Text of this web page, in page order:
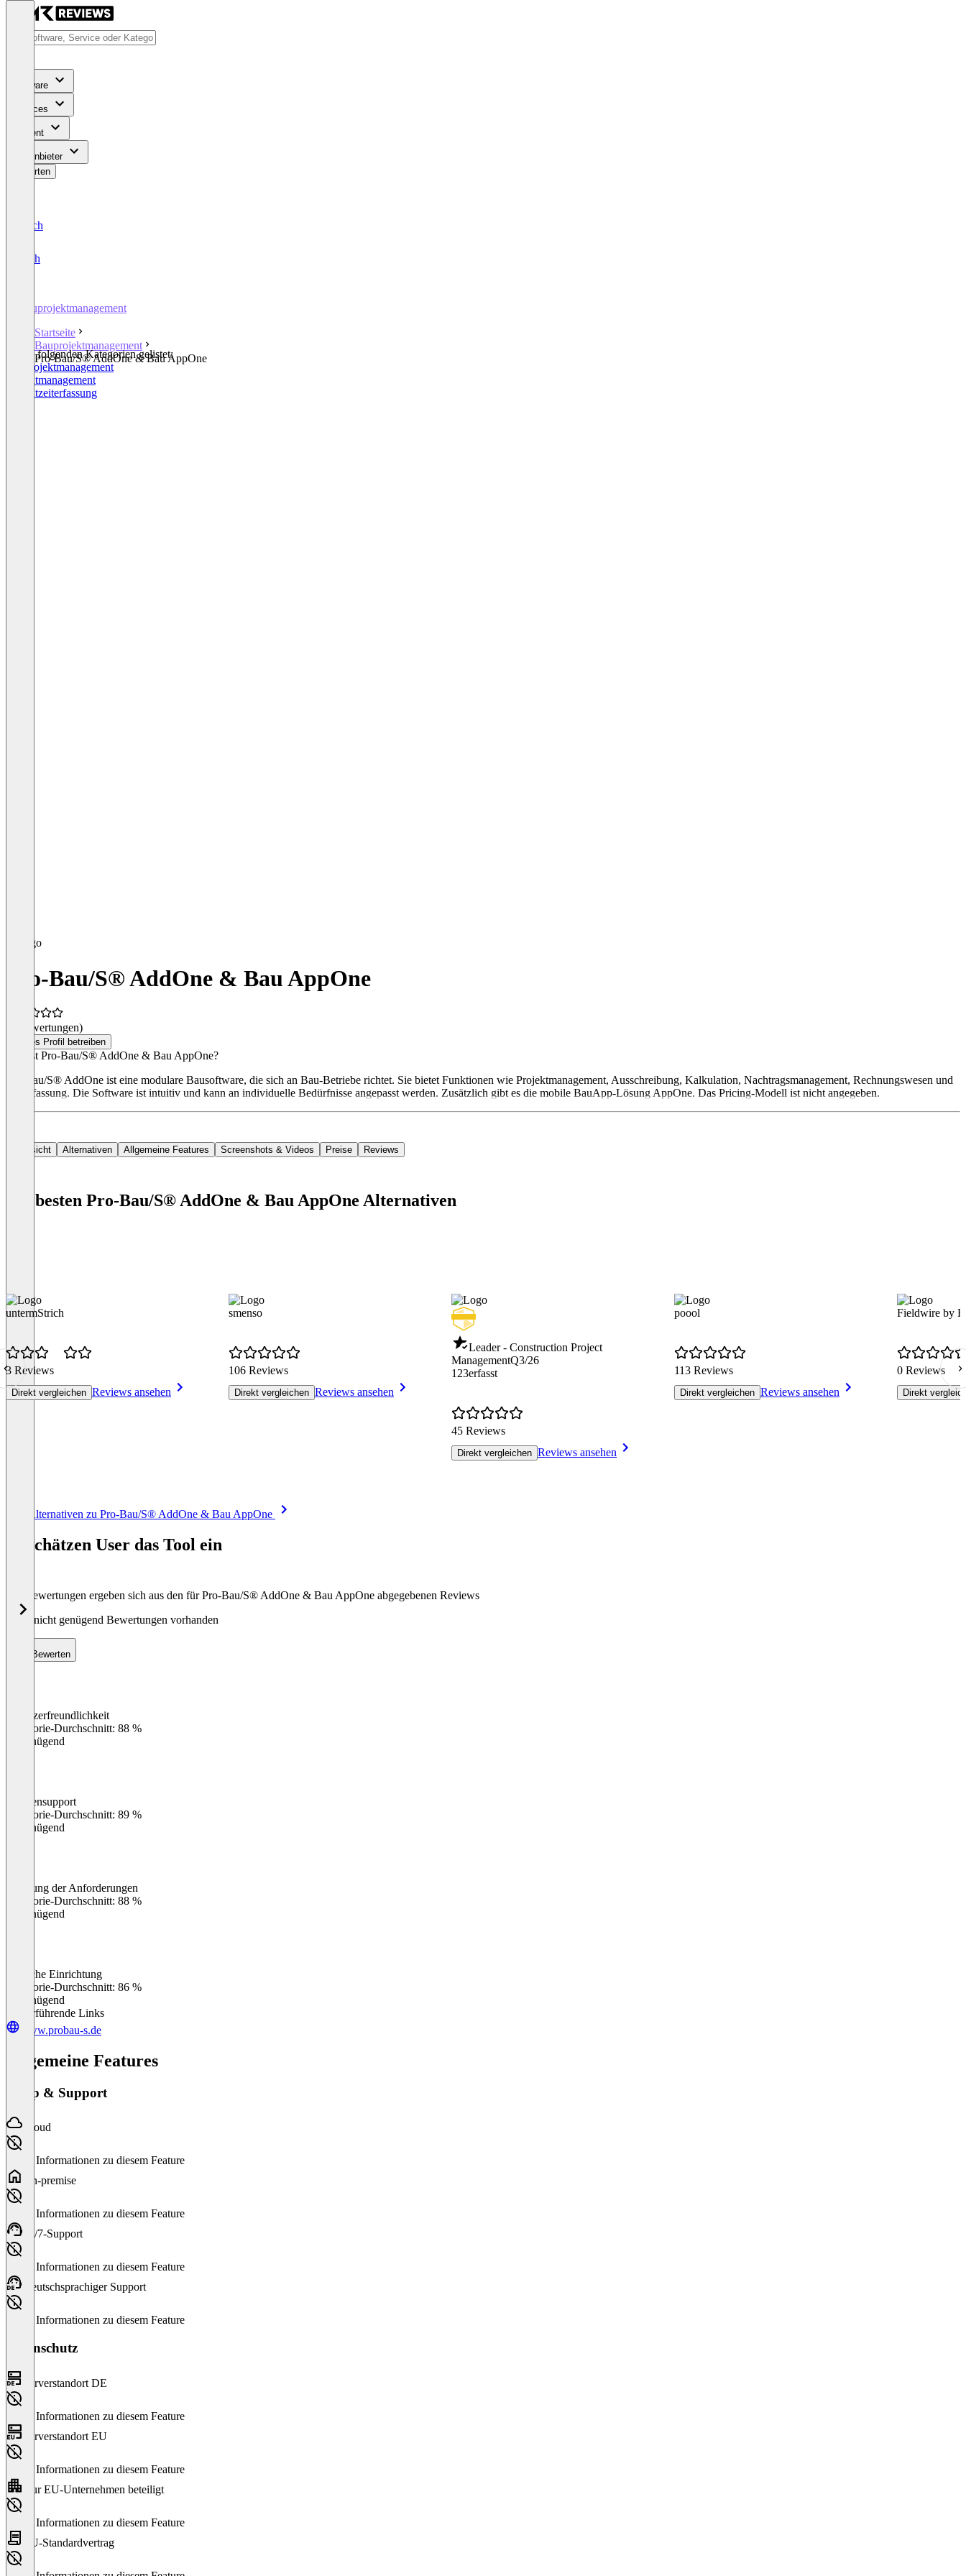
Software
Services
Content
Für Anbieter
Bewerten
Deutsch
English
Bauprojektmanagement
Startseite
Bauprojektmanagement
Pro-Bau/S® AddOne & Bau AppOne
In den folgenden Kategorien gelistet:
Bauprojektmanagement
Projektmanagement
Projektzeiterfassung
Pro-Bau/S® AddOne & Bau AppOne
(0 Bewertungen)
Dieses Profil betreiben
Was ist Pro-Bau/S® AddOne & Bau AppOne?
Pro-Bau/S® AddOne ist eine modulare Bausoftware, die sich an Bau-Betriebe richtet. Sie bietet Funktionen wie Projektmanagement, Ausschreibung, Kalkulation, Nachtragsmanagement, Rechnungswesen und
Zeiterfassung. Die Software ist intuitiv und kann an individuelle Bedürfnisse angepasst werden. Zusätzlich gibt es die mobile BauApp-Lösung AppOne. Das Pricing-Modell ist nicht angegeben.
Übersicht Alternativen Allgemeine Features Screenshots & Videos Preise Reviews
Die besten Pro-Bau/S® AddOne & Bau AppOne Alternativen
untermStrich
3 Reviews
Direkt vergleichen Reviews ansehen
smenso
106 Reviews
Direkt vergleichen Reviews ansehen
Leader - Construction Project
ManagementQ3/26
123erfasst
45 Reviews
Direkt vergleichen Reviews ansehen
poool
113 Reviews
Direkt vergleichen Reviews ansehen
Fieldwire by
0 Reviews
Direkt
Alle Alternativen zu Pro-Bau/S® AddOne & Bau AppOne
So schätzen User das Tool ein
Die Bewertungen ergeben sich aus den für Pro-Bau/S® AddOne & Bau AppOne abgegebenen Reviews
Noch nicht genügend Bewertungen vorhanden
Bewerten
Benutzerfreundlichkeit
Kategorie-Durchschnitt: 88 %
Ungenügend
Kundensupport
Kategorie-Durchschnitt: 89 %
Ungenügend
Erfüllung der Anforderungen
Kategorie-Durchschnitt: 88 %
Ungenügend
Einfache Einrichtung
Kategorie-Durchschnitt: 86 %
Ungenügend
Weiterführende Links
www.probau-s.de
Allgemeine Features
Setup & Support
Cloud
Keine Informationen zu diesem Feature
On-premise
Keine Informationen zu diesem Feature
24/7-Support
Keine Informationen zu diesem Feature
Deutschsprachiger Support
Keine Informationen zu diesem Feature
Datenschutz
Serverstandort DE
Keine Informationen zu diesem Feature
Serverstandort EU
Keine Informationen zu diesem Feature
Nur EU-Unternehmen beteiligt
Keine Informationen zu diesem Feature
EU-Standardvertrag